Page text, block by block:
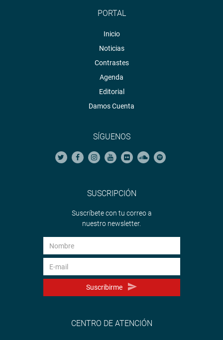
PORTAL
Inicio
Noticias
Contrastes
Agenda
Editorial
Damos Cuenta
SÍGUENOS
SUSCRIPCIÓN
Suscríbete con tu correo a
nuestro newsletter.
Suscribirme
CENTRO DE ATENCIÓN